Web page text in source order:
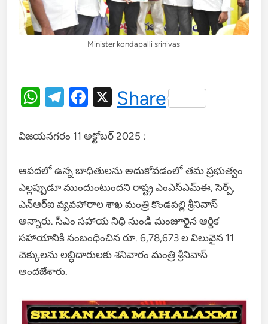
Minister kondapalli srinivas
WhatsApp
Telegram
Facebook
X
Share
విజయనగరం 11 అక్టోబర్ 2025 :
ఆపదలో ఉన్న బాధితులను అదుకోవడంలో తమ ప్రభుత్వం
ఎల్లప్పుడూ ముందుంటుందని రాష్ట్ర ఎంఎస్ఎమ్ఈ, సెర్ప్,
ఎన్ఆర్ఐ వ్యవహారాల శాఖ మంత్రి కొండపల్లి శ్రీనివాస్
అన్నారు. సీఎం సహాయ నిధి నుండి మంజూరైన ఆర్థిక
సహాయానికి సంబంధించిన రూ. 6,78,673 ల విలువైన 11
చెక్కులను లబ్ధిదారులకు శనివారం మంత్రి శ్రీనివాస్
అందజేశారు.